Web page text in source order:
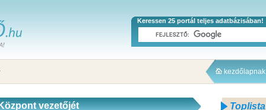
Keressen 25 portál teljes adatbázisában!
kezdőlapnak
vezetőjét Toplista